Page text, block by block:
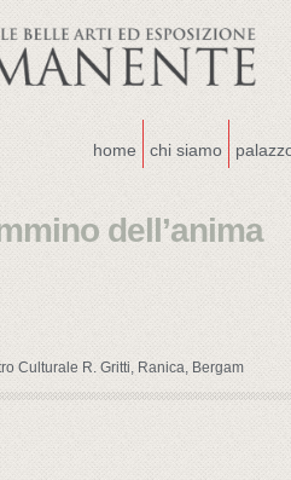
home chi siamo
dell’anima
Culturale R. Gritti, Ranica, Bergam